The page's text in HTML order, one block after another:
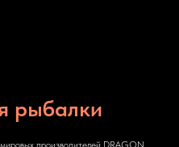
рыбалки
производителей DRAGON,